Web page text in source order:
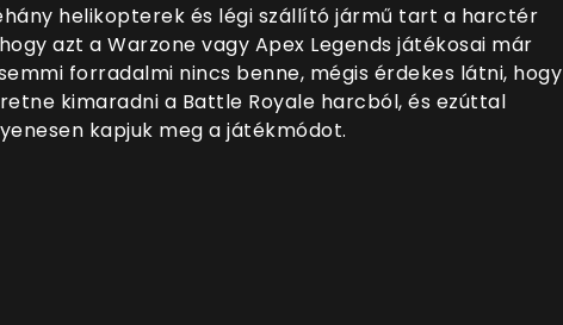
helikopterek és légi szállító jármű tart a harctér
azt a Warzone vagy Apex Legends játékosai már
forradalmi nincs benne, mégis érdekes látni, hogy
kimaradni a Battle Royale harcból, és ezúttal
kapjuk meg a játékmódot.